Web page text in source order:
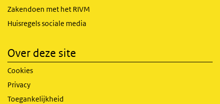
Zakendoen met het RIVM
Huisregels sociale media
Over deze site
Cookies
Privacy
Toegankelijkheid